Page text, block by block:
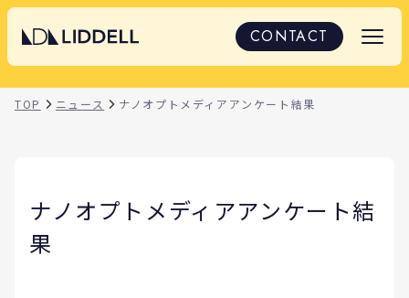
CONTACT
TOP ニュース ナノオプトメディアアンケート結果
ナノオプトメディアアンケート結
果